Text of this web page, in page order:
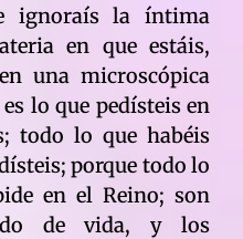
ignoraís la íntima
en que estáis,
una microscópica
lo que pedísteis en
todo lo que habéis
porque todo lo
en el Reino; son
de vida, y los